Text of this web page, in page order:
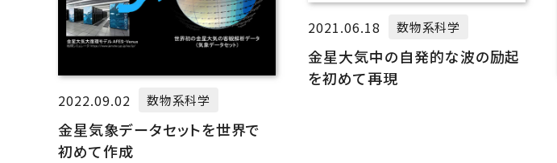
2022.09.02 数物系科学
金星気象データセットを世界で
初めて作成
2021.06.18 数物系科学
金星大気中の自発的な波の励起
を初めて再現